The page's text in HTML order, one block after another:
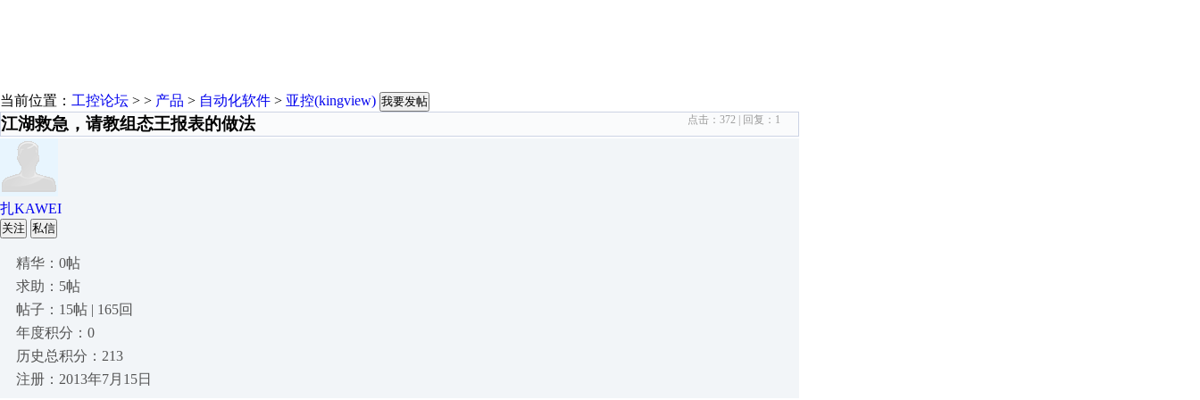
当前位置： 工控论坛 > > 产品 > 自动化软件 > 亚控(kingview) 我要发帖
江湖救急，请教组态王报表的做法 点击： 372 | 回复： 1
扎KAWEI
关注 私信
精华：0帖
求助：5帖
帖子：15帖 | 165回
年度积分：0
历史总积分：213
注册：2013年7月15日